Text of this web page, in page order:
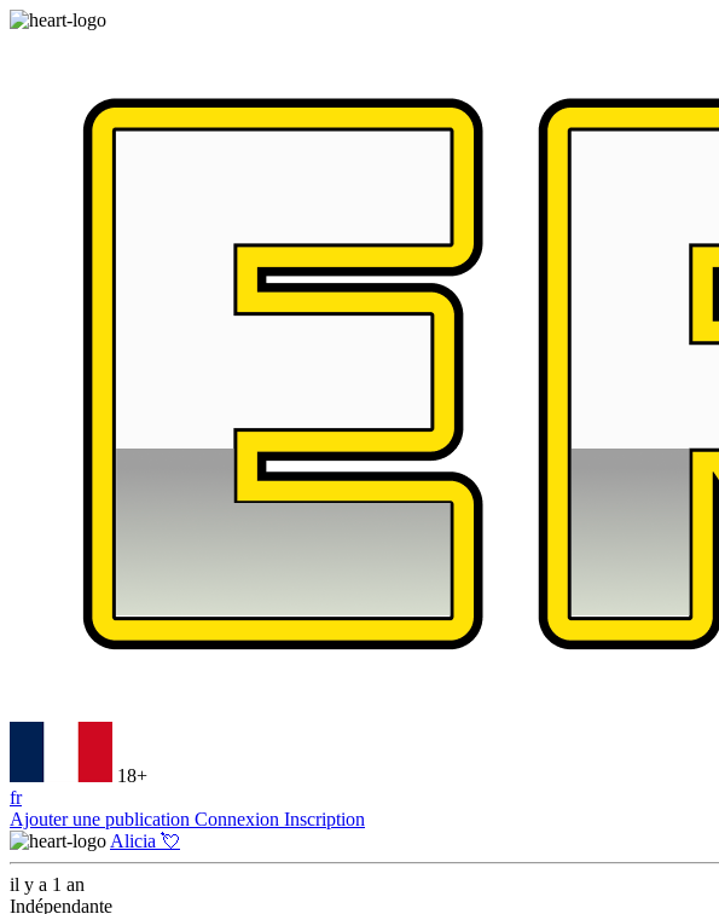
18+
fr
Ajouter une publication Connexion Inscription
Alicia 💘
il y a 1 an
Indépendante